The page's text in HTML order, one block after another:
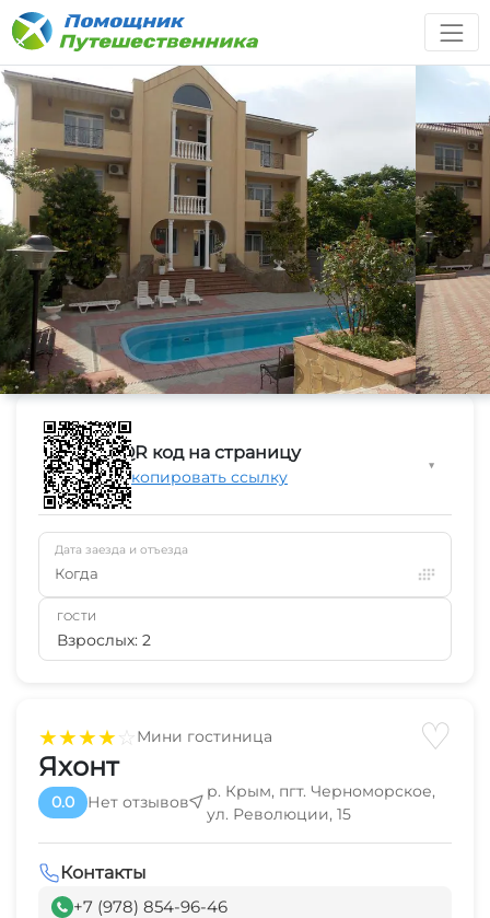
★★★★☆Мини гостиница ♡
Яхонт
0.0 Нет отзывов
р. Крым, пгт. Черноморское,
ул. Революции, 15
Контакты
+7 (978) 854-96-46
QR код на страницу
Скопировать ссылку
▼
Дата заезда и отъезда
Когда
ГОСТИ
Взрослых: 2